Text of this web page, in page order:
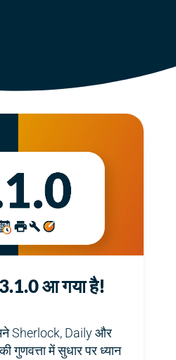
आ गया है!
Sherlock, Daily और
गुणवत्ता में सुधार पर ध्यान